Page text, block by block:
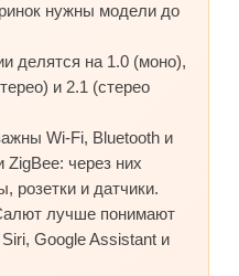
нужны модели до
делятся на 1.0 (моно),
и 2.1 (стерео
Wi-Fi, Bluetooth и
ZigBee: через них
розетки и датчики.
лучше понимают
Google Assistant и